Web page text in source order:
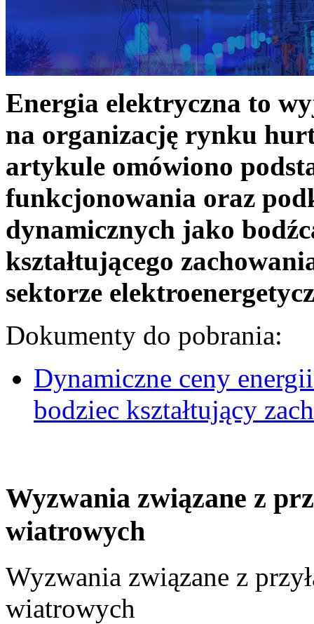
Energia elektryczna to
na organizację rynku
artykule omówiono
funkcjonowania oraz
dynamicznych jako
kształtującego
sektorze
Dokumenty do pobrania:
Dynamiczne ceny
bodziec kształtujący
Wyzwania związane z
wiatrowych
Wyzwania związane z
wiatrowych